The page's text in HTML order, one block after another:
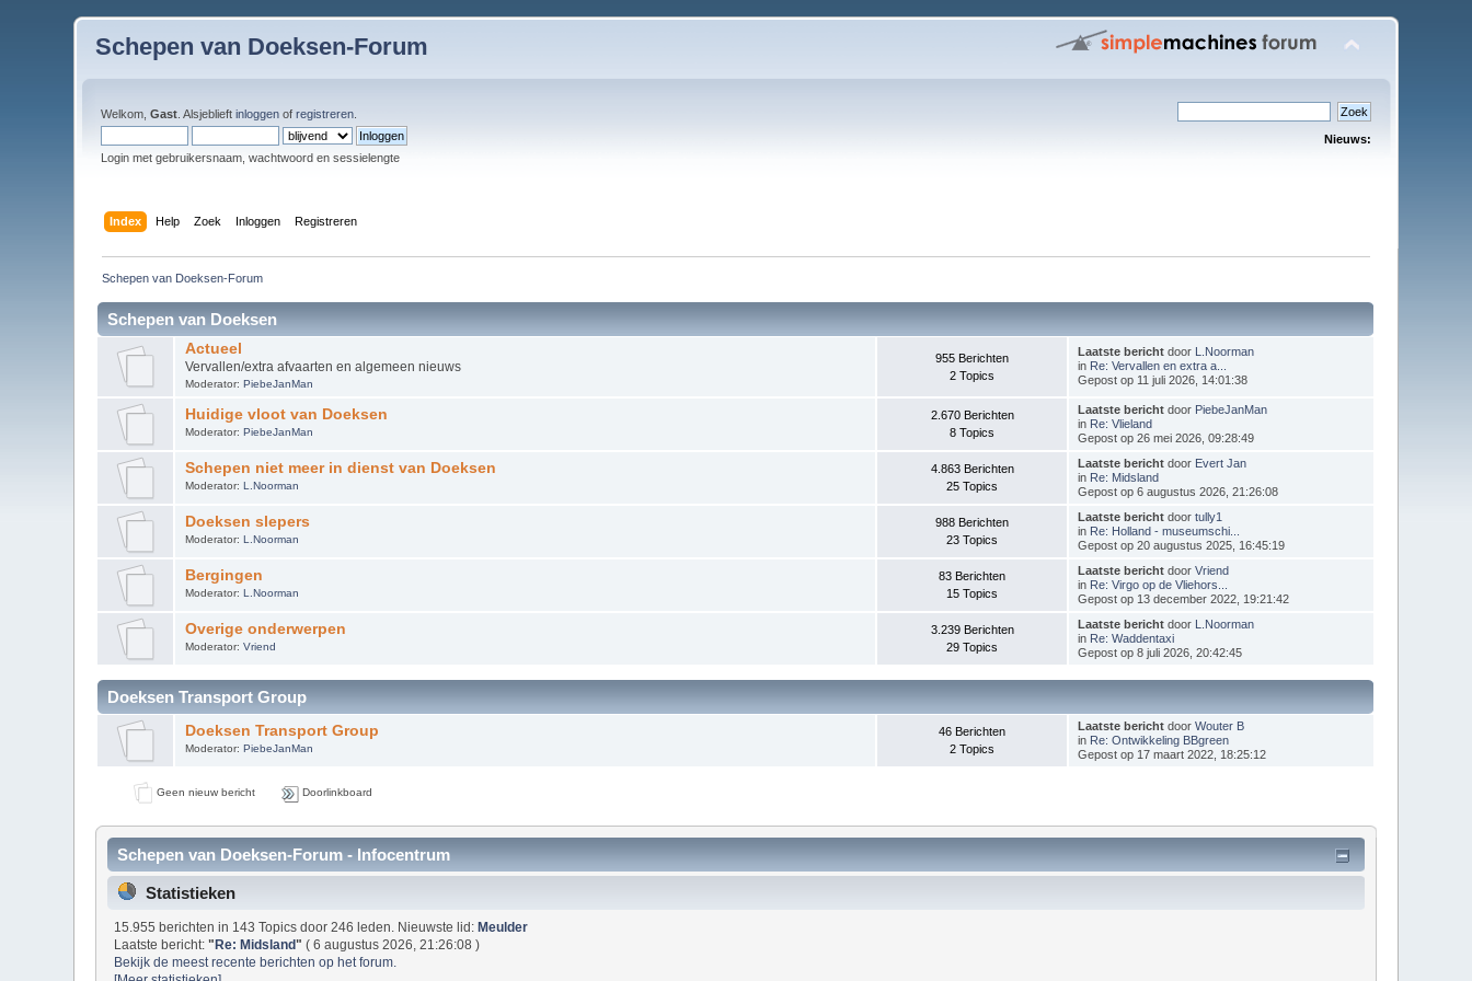
Schepen van Doeksen-Forum
Welkom,Gast . Alsjeblieftinloggen ofregistreren
Login met gebruikersnaam, wachtwoord en sessielengte
Nieuws:
Index Help Zoek Inloggen Registreren
Schepen van Doeksen-Forum
Schepen van Doeksen
Actueel
Vervallen/extra afvaarten en algemeen nieuws
Moderator: PiebeJanMan
955 Berichten
2 Topics
Laatste berichtdoor L.Noorman
in Re: Vervallen en extra a...
Gepost op 11 juli 2026, 14:01:38
Huidige vloot van Doeksen
Moderator: PiebeJanMan
2.670 Berichten
8 Topics
Laatste berichtdoor PiebeJanMan
in Re: Vlieland
Gepost op 26 mei 2026, 09:28:49
Schepen niet meer in dienst van Doeksen
Moderator: L.Noorman
4.863 Berichten
25 Topics
Laatste berichtdoor Evert Jan
in Re: Midsland
Gepost op 6 augustus 2026, 21:26:08
Doeksen slepers
Moderator: L.Noorman
988 Berichten
23 Topics
Laatste berichtdoor tully1
in Re: Holland - museumschi...
Gepost op 20 augustus 2025, 16:45:19
Bergingen
Moderator: L.Noorman
83 Berichten
15 Topics
Laatste berichtdoor Vriend
in Re: Virgo op de Vliehors...
Gepost op 13 december 2022, 19:21:42
Overige onderwerpen
Moderator: Vriend
3.239 Berichten
29 Topics
Laatste berichtdoor L.Noorman
in Re: Waddentaxi
Gepost op 8 juli 2026, 20:42:45
Doeksen Transport Group
Doeksen Transport Group
Moderator: PiebeJanMan
46 Berichten
2 Topics
Laatste berichtdoor Wouter B
in Re: Ontwikkeling BBgreen
Gepost op 17 maart 2022, 18:25:12
Geen nieuw bericht Doorlinkboard
Schepen van Doeksen-Forum - Infocentrum
Statistieken
15.955 berichten in 143 Topics door 246 leden. Nieuwste lid:Meulder
Laatste bericht:"Re: Midsland" ( 6 augustus 2026, 21:26:08 )
Bekijk de meest recente berichten op het forum.